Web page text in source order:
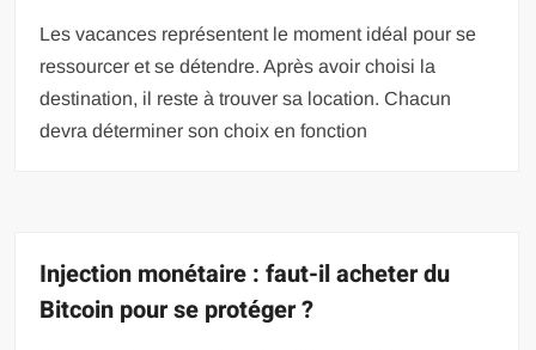
Les vacances représentent le moment idéal pour se
ressourcer et se détendre. Après avoir choisi la
destination, il reste à trouver sa location. Chacun
devra déterminer son choix en fonction
Injection monétaire : faut-il acheter du
Bitcoin pour se protéger ?